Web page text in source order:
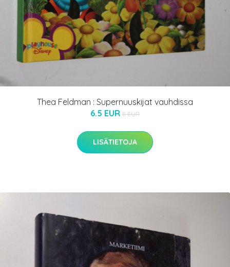
Thea Feldman : Supernuuskijat vauhdissa
6.5 EUR 8 EUR
LISÄTIETOJA